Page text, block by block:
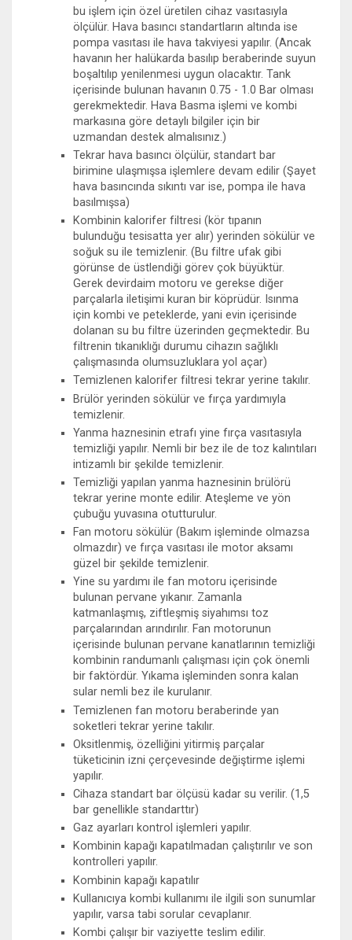
bu işlem için özel üretilen cihaz vasıtasıyla
ölçülür. Hava basıncı standartların altında ise
pompa vasıtası ile hava takviyesi yapılır. (Ancak
havanın her halükarda basılıp beraberinde suyun
boşaltılıp yenilenmesi uygun olacaktır. Tank
içerisinde bulunan havanın 0.75 - 1.0 Bar olması
gerekmektedir. Hava Basma işlemi ve kombi
markasına göre detaylı bilgiler için bir
uzmandan destek almalısınız.)
Tekrar hava basıncı ölçülür, standart bar
birimine ulaşmışsa işlemlere devam edilir (Şayet
hava basıncında sıkıntı var ise, pompa ile hava
basılmışsa)
Kombinin kalorifer filtresi (kör tıpanın
bulunduğu tesisatta yer alır) yerinden sökülür ve
soğuk su ile temizlenir. (Bu filtre ufak gibi
görünse de üstlendiği görev çok büyüktür.
Gerek devirdaim motoru ve gerekse diğer
parçalarla iletişimi kuran bir köprüdür. Isınma
için kombi ve peteklerde, yani evin içerisinde
dolanan su bu filtre üzerinden geçmektedir. Bu
filtrenin tıkanıklığı durumu cihazın sağlıklı
çalışmasında olumsuzluklara yol açar)
Temizlenen kalorifer filtresi tekrar yerine takılır.
Brülör yerinden sökülür ve fırça yardımıyla
temizlenir.
Yanma haznesinin etrafı yine fırça vasıtasıyla
temizliği yapılır. Nemli bir bez ile de toz kalıntıları
intizamlı bir şekilde temizlenir.
Temizliği yapılan yanma haznesinin brülörü
tekrar yerine monte edilir. Ateşleme ve yön
çubuğu yuvasına otutturulur.
Fan motoru sökülür (Bakım işleminde olmazsa
olmazdır) ve fırça vasıtası ile motor aksamı
güzel bir şekilde temizlenir.
Yine su yardımı ile fan motoru içerisinde
bulunan pervane yıkanır. Zamanla
katmanlaşmış, ziftleşmiş siyahımsı toz
parçalarından arındırılır. Fan motorunun
içerisinde bulunan pervane kanatlarının temizliği
kombinin randumanlı çalışması için çok önemli
bir faktördür. Yıkama işleminden sonra kalan
sular nemli bez ile kurulanır.
Temizlenen fan motoru beraberinde yan
soketleri tekrar yerine takılır.
Oksitlenmiş, özelliğini yitirmiş parçalar
tüketicinin izni çerçevesinde değiştirme işlemi
yapılır.
Cihaza standart bar ölçüsü kadar su verilir. (1,5
bar genellikle standarttır)
Gaz ayarları kontrol işlemleri yapılır.
Kombinin kapağı kapatılmadan çalıştırılır ve son
kontrolleri yapılır.
Kombinin kapağı kapatılır
Kullanıcıya kombi kullanımı ile ilgili son sunumlar
yapılır, varsa tabi sorular cevaplanır.
Kombi çalışır bir vaziyette teslim edilir.